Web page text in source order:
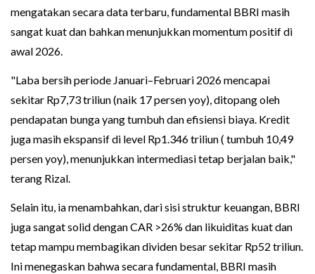
mengatakan secara data terbaru, fundamental BBRI masih
sangat kuat dan bahkan menunjukkan momentum positif di
awal 2026.
"Laba bersih periode Januari–Februari 2026 mencapai
sekitar Rp7,73 triliun (naik 17 persen yoy), ditopang oleh
pendapatan bunga yang tumbuh dan efisiensi biaya. Kredit
juga masih ekspansif di level Rp1.346 triliun ( tumbuh 10,49
persen yoy), menunjukkan intermediasi tetap berjalan baik,"
terang Rizal.
Selain itu, ia menambahkan, dari sisi struktur keuangan, BBRI
juga sangat solid dengan CAR >26% dan likuiditas kuat dan
tetap mampu membagikan dividen besar sekitar Rp52 triliun.
Ini menegaskan bahwa secara fundamental, BBRI masih